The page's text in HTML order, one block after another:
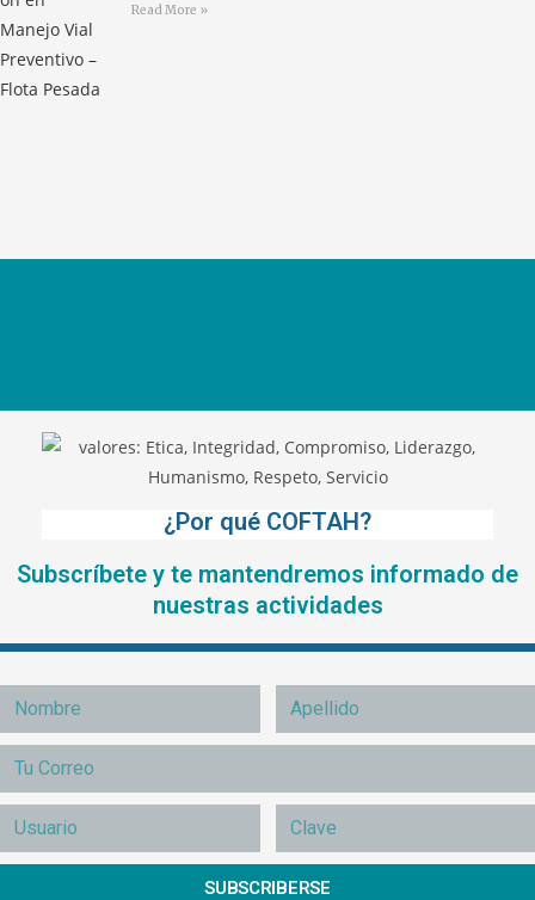
Read More »
¿Por qué COFTAH?
Subscríbete y te mantendremos informado de
nuestras actividades
SUBSCRIBERSE